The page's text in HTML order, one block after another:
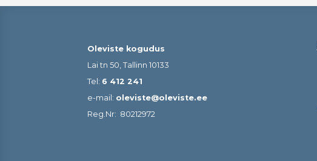
Oleviste kogudus
Lai tn 50, Tallinn 10133
Tel: 6 412 241
e-mail: oleviste@oleviste.ee
Reg.Nr: 80212972